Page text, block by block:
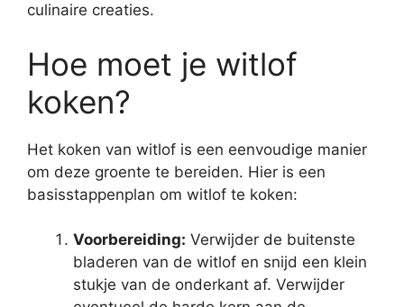
culinaire creaties.
Hoe moet je witlof
koken?
Het koken van witlof is een eenvoudige manier
om deze groente te bereiden. Hier is een
basisstappenplan om witlof te koken:
Voorbereiding: Verwijder de buitenste
bladeren van de witlof en snijd een klein
stukje van de onderkant af. Verwijder